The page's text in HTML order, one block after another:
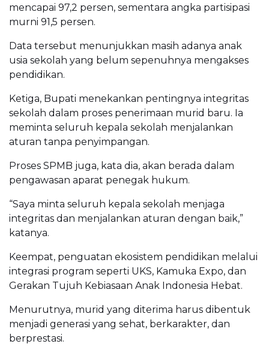
mencapai 97,2 persen, sementara angka partisipasi
murni 91,5 persen.
Data tersebut menunjukkan masih adanya anak
usia sekolah yang belum sepenuhnya mengakses
pendidikan.
Ketiga, Bupati menekankan pentingnya integritas
sekolah dalam proses penerimaan murid baru. Ia
meminta seluruh kepala sekolah menjalankan
aturan tanpa penyimpangan.
Proses SPMB juga, kata dia, akan berada dalam
pengawasan aparat penegak hukum.
“Saya minta seluruh kepala sekolah menjaga
integritas dan menjalankan aturan dengan baik,”
katanya.
Keempat, penguatan ekosistem pendidikan melalui
integrasi program seperti UKS, Kamuka Expo, dan
Gerakan Tujuh Kebiasaan Anak Indonesia Hebat.
Menurutnya, murid yang diterima harus dibentuk
menjadi generasi yang sehat, berkarakter, dan
berprestasi.